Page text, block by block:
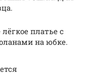
платье с
на юбке.